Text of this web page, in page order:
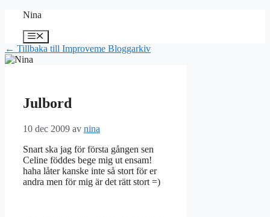
Hoppa
innehåll
Nina
Meny
← Tillbaka till Improveme Bloggarkiv
Julbord
10 dec 2009 av nina
Snart ska jag för första gången sen
Celine föddes bege mig ut ensam!
haha låter kanske inte så stort för er
andra men för mig är det rätt stort =)